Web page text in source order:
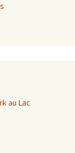
au Lac